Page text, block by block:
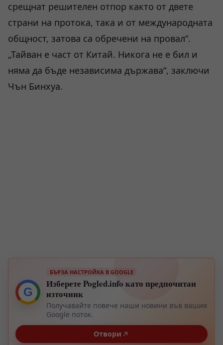
срещнат решителен отпор както от двете
страни на протока, така и от международната
общност, затова са обречени на провал“.
„Тайван е част от Китай. Никога не е бил и
няма да бъде независима държава“, заключи
Чън Бинхуа.
G
БЪРЗА НАСТРОЙКА В GOOGLE
Изберете Pogled.info като предпочитан
източник
Получавайте повече наши новини във вашия
Google поток.
Отвори